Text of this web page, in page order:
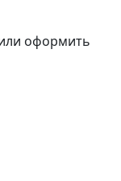
оформить